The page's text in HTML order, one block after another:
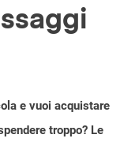
e vuoi acquistare
troppo? Le